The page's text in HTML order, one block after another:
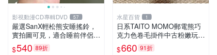
影視動漫CD專輯DVD 57
嚴選SanX輕松熊安睡搖鈴，
實拍圖可見，適合睡前伴侶，
Picks安撫好物 0325 懸吊 電
腦
$540 89折
水星百貨 1
日系TAITO MOMO郵電熊巧
克力色卷毛掛件中古粉嫩玩偶
微瑕推薦 postpet momo 郵
電熊 中古玩偶
$660 91折